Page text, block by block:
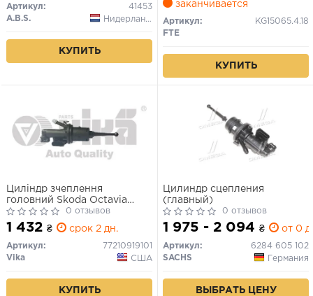
Артикул:
41453
A.B.S.
Нидерланды
КУПИТЬ
заканчивается
Артикул:
KG15065.4.18
FTE
КУПИТЬ
Циліндр зчеплення
головний Skoda Octavia
(09-),Yeti (10-)/VW Caddy
(09-),Jetta (06-)/Audi A3
(08-),TT (11-) (77210919101)
VIKA
0 отзывов
1 432 ₴ срок 2 дн.
Артикул:
77210919101
Vika
США
КУПИТЬ
Цилиндр сцепления
(главный)
0 отзывов
1 975 - 2 094 ₴ от 0
Артикул:
6284 605 102
SACHS
Германия
ВЫБРАТЬ ЦЕНУ